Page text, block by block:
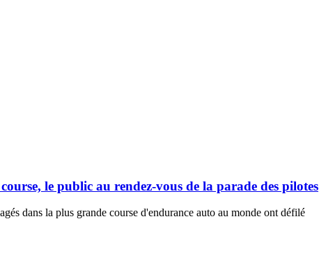
le public au rendez-vous de la parade des pilotes
dans la plus grande course d'endurance auto au monde ont défilé